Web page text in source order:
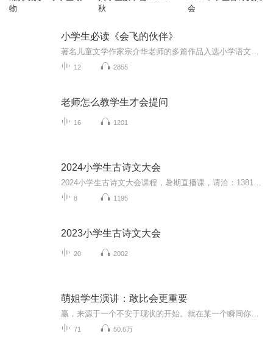
物
秋
会
小学生必读《会飞的伙伴》
12 2855
老师怎么教学生才会提问
16 1201
2024小学生古诗文大会
8 1195
2023小学生古诗文大会
20 2002
萌姐学生演讲：敢比会更重要
71 50.6万